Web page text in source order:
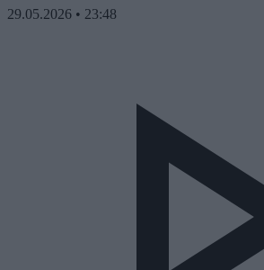
29.05.2026 • 23:48